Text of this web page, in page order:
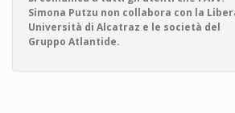
Simona Putzu non collabora con la
Università di Alcatraz e le società del
Gruppo Atlantide.